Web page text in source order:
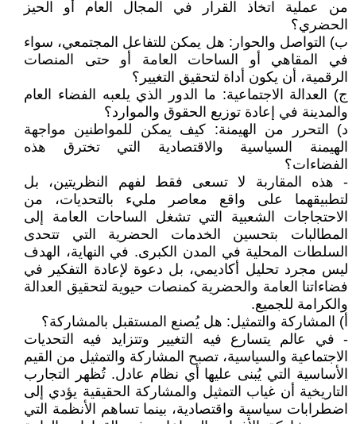
من عملية اتخاذ القرار في المجال العام أو الحيز
الحضري؟
‌ب) التواصل والحوار: هل يمكن للتفاعل المجتمعي، سواء
في المقاهي أو الساحات العامة أو حتى المنصات
الرقمية، أن يكون أداة لتحقيق التغيير؟
‌ج) العدالة الاجتماعية: ما الدور الذي يلعبه الفضاء العام
والمدينة في إعادة توزيع الحقوق والموارد؟
‌د) التحرر من الهيمنة: كيف يمكن للمواطنين مواجهة
الهيمنة السياسية والاقتصادية التي تخترق هذه
الفضاءات؟
- هذه المقاربة لا تسعى فقط لفهم النظريتين، بل
لتطبيقهما على واقع معاصر مليء بالتحديات، من
الاحتجاجات الشعبية التي تشغل الساحات العامة إلى
المطالبات بتحسين الخدمات الحضرية التي تتحدى
السلطات المحلية في المدن الكبرى. في النهاية، الهدف
ليس مجرد تحليل أكاديمي، بل دعوة لإعادة التفكير في
فضاءاتنا العامة والحضرية كمنصات حيوية لتحقيق العدالة
والكرامة للجميع.
‌أ) ‌المشاركة والتمثيل: هل يُصنع المستقبل بالمشاركة؟
- في عالم يتسارع فيه التغيير وتتزايد فيه التحديات
الاجتماعية والسياسية، تصبح المشاركة والتمثيل من القيم
الأساسية التي يُبنى عليها أي نظام عادل. تُظهر التجارب
التاريخية أن غياب التمثيل والمشاركة الحقيقية يؤدي إلى
اضطرابات سياسية واقتصادية، بينما تساهم الأنظمة التي